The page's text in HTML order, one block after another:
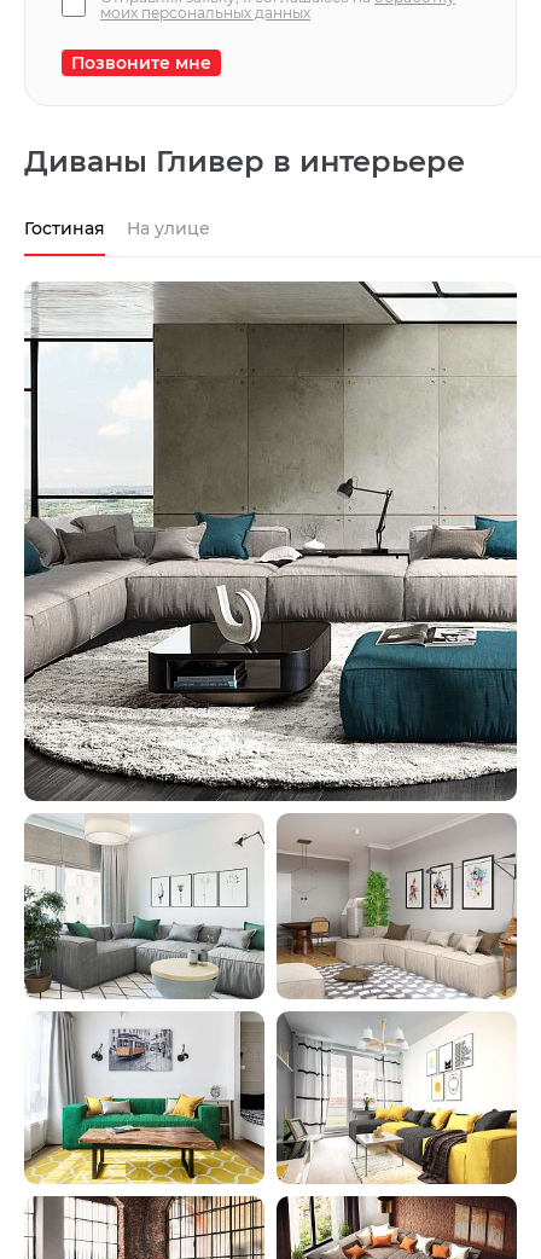
моих персональных данных
Позвоните мне
Диваны Гливер в интерьере
Гостиная На улице